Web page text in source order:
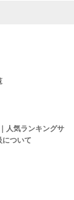
人気ランキングサ
について